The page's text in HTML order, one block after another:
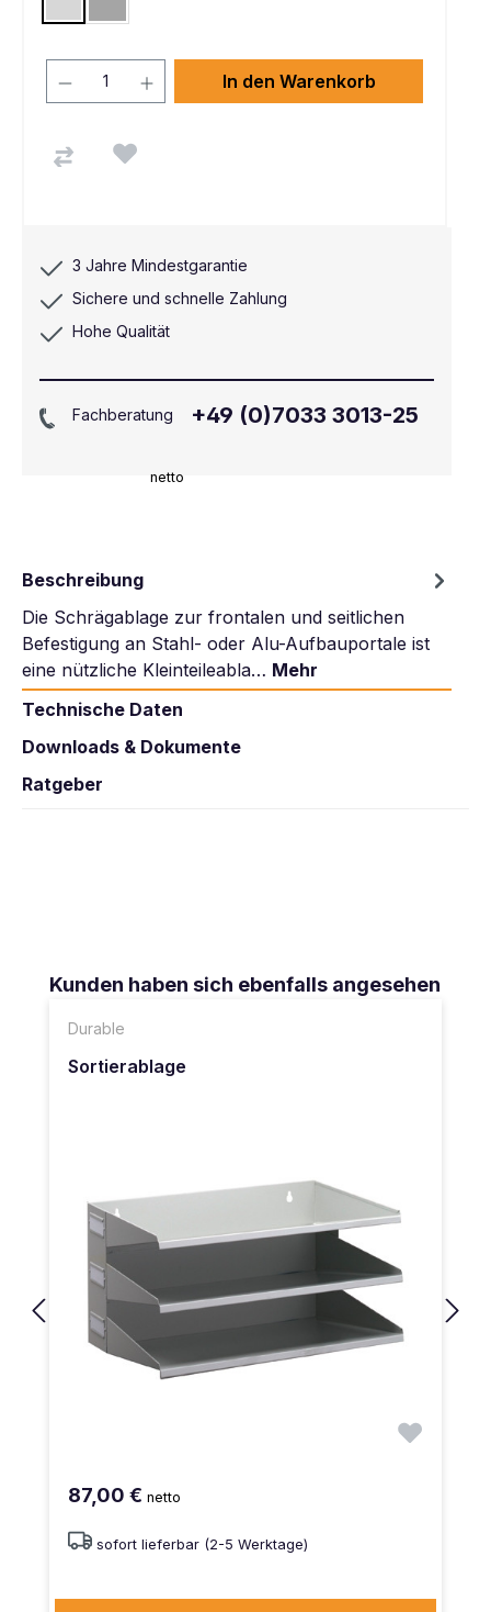
netto
In den Warenkorb
3 Jahre Mindestgarantie
Sichere und schnelle Zahlung
Hohe Qualität
Fachberatung +49 (0)7033 3013-25
Beschreibung
Die Schrägablage zur frontalen und seitlichen
Befestigung an Stahl- oder Alu-Aufbauportale ist
eine nützliche Kleinteileabla… Mehr
Technische Daten
Downloads & Dokumente
Ratgeber
Produktgalerie überspringen
Kunden haben sich ebenfalls angesehen
Durable
Sortierablage
87,00 € netto
sofort lieferbar (2-5 Werktage)